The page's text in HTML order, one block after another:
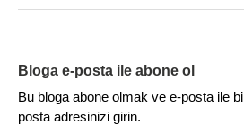
Bloga e-posta ile abone ol
Bu bloga abone olmak ve e-posta ile
posta adresinizi girin.